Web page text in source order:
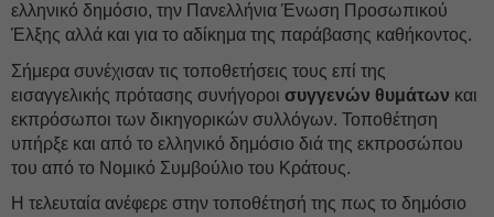
ελληνικό δημόσιο, την Πανελλήνια Ένωση Προσωπικού
Έλξης αλλά και για το αδίκημα της παράβασης καθήκοντος.
Σήμερα συνέχισαν τις τοποθετήσεις τους επί της
εισαγγελικής πρότασης συνήγοροι συγγενών θυμάτων και
εκπρόσωποι των δικηγορικών συλλόγων. Τοποθέτηση
υπήρξε και από το ελληνικό δημόσιο διά της εκπροσώπου
του από το Νομικό Συμβούλιο του Κράτους.
Η τελευταία ανέφερε στην τοποθέτησή της πως το δημόσιο